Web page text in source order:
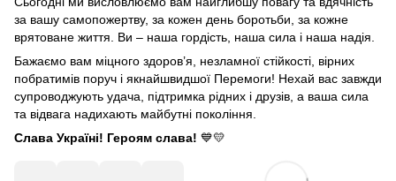
за вашу самопожертву, за кожен день боротьби, за кожне
врятоване життя. Ви – наша гордість, наша сила і наша надія.
Бажаємо вам міцного здоров’я, незламної стійкості, вірних
побратимів поруч і якнайшвидшої Перемоги! Нехай вас завжди
супроводжують удача, підтримка рідних і друзів, а ваша сила
та відвага надихають майбутні покоління.
Слава Україні! Героям слава! 💙💛